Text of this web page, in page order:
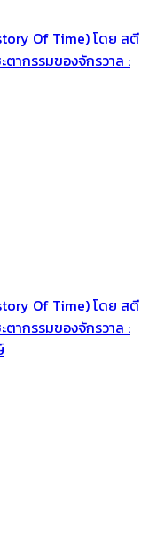
Of Time) โดย สตี
ากรรมของจักรวาล :
Of Time) โดย สตี
ากรรมของจักรวาล :